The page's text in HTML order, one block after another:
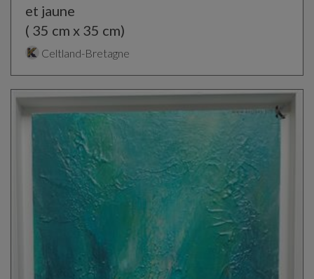
et jaune
( 35 cm x 35 cm)
Celtland-Bretagne